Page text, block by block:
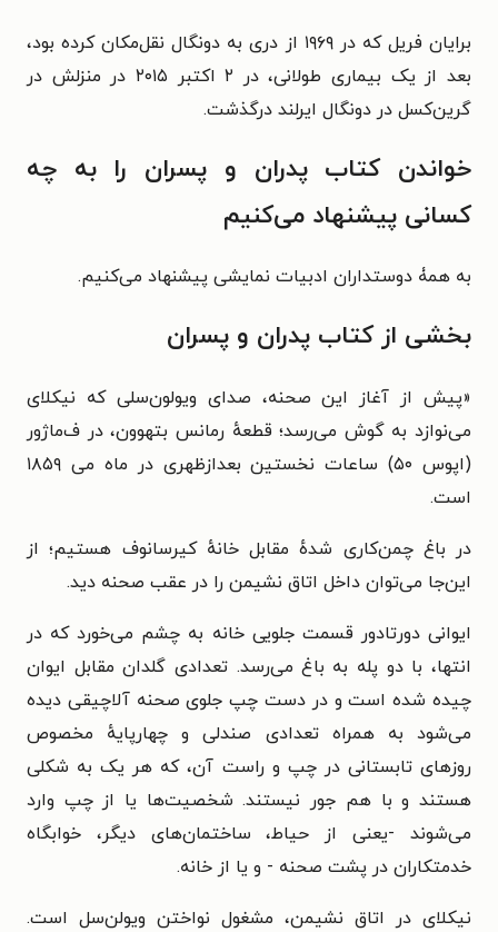
برایان فریل که در ۱۹۶۹ از دری به دونگال نقل‌مکان کرده بود،
بعد از یک بیماری طولانی، در ۲ اکتبر ۲۰۱۵ در منزلش در
گرین‌کسل در دونگال ایرلند درگذشت.
خواندن کتاب پدران و پسران را به چه
کسانی پیشنهاد می‌کنیم
به همۀ دوستداران ادبیات نمایشی پیشنهاد می‌کنیم.
بخشی از کتاب پدران و پسران
«پیش از آغاز این صحنه، صدای ویولون‌سلی که نیکلای
می‌نوازد به گوش می‌رسد؛ قطعهٔ رمانس بتهوون، در ف‌ماژور
(اپوس ۵۰) ساعات نخستین بعدازظهری در ماه می ۱۸۵۹
است.
در باغ چمن‌کاری شدهٔ مقابل خانهٔ کیرسانوف هستیم؛ از
این‌جا می‌توان داخل اتاق نشیمن را در عقب صحنه دید.
ایوانی دورتادور قسمت جلویی خانه به چشم می‌خورد که در
انتها، با دو پله به باغ می‌رسد. تعدادی گلدان مقابل ایوان
چیده شده است و در دست چپ جلوی صحنه آلاچیقی دیده
می‌شود به همراه تعدادی صندلی و چهارپایهٔ مخصوص
روزهای تابستانی در چپ و راست آن، که هر یک به شکلی
هستند و با هم جور نیستند. شخصیت‌ها یا از چپ وارد
می‌شوند -یعنی از حیاط، ساختمان‌های دیگر، خوابگاه
خدمتکاران در پشت صحنه - و یا از خانه.
نیکلای در اتاق نشیمن، مشغول نواختن ویولن‌سل است.